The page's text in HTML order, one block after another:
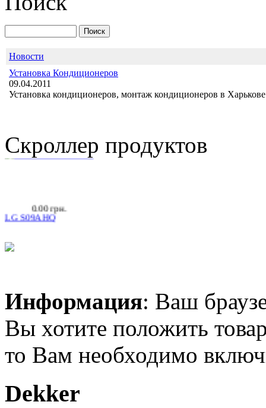
Новости
Установка Кондиционеров
09.04.2011
Установка кондиционеров, монтаж кондиционеров в
Скроллер продуктов
2 280.00 грн.
Midea MSR-09HRA
уточнить цену
IDEA ISR-09HR-BN1
2 764.00 грн.
Информация: Ваш
Вы хотите положить
то Вам необходимо
Dekker